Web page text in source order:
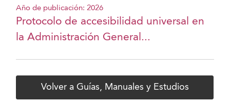
Año de publicación: 2026
Protocolo de accesibilidad universal en
la Administración General...
Volver a Guías, Manuales y Estudios